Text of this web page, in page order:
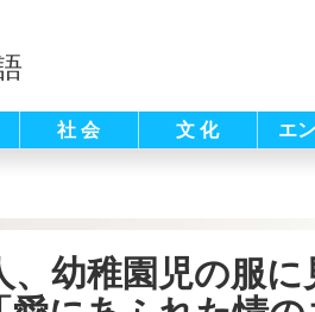
社 会 文 化 エ
、幼稚園児の服